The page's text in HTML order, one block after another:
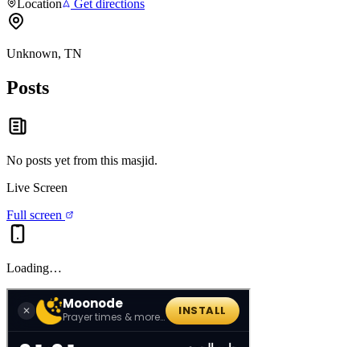
Location Get directions
Unknown, TN
Posts
No posts yet from this masjid.
Live Screen
Full screen
Loading…